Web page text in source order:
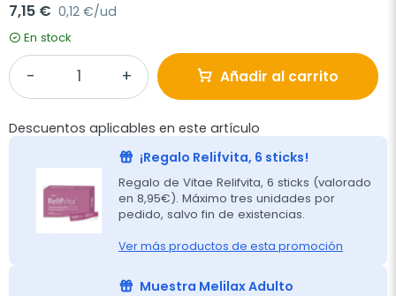
7,15 € 0,12 €/ud
En stock
Añadir al carrito
Descuentos aplicables en este artículo
¡Regalo Relifvita, 6 sticks!
Regalo de Vitae Relifvita, 6 sticks (valorado
en 8,95€). Máximo tres unidades por
pedido, salvo fin de existencias.
Ver más productos de esta promoción
Muestra Melilax Adulto